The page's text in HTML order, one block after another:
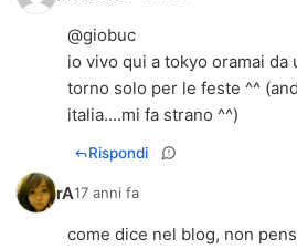
@giobuc
io vivo qui a tokyo oramai da
torno solo per le feste ^^
italia....mi fa strano ^^)
Rispondi
rA17 anni fa
come dice nel blog, non